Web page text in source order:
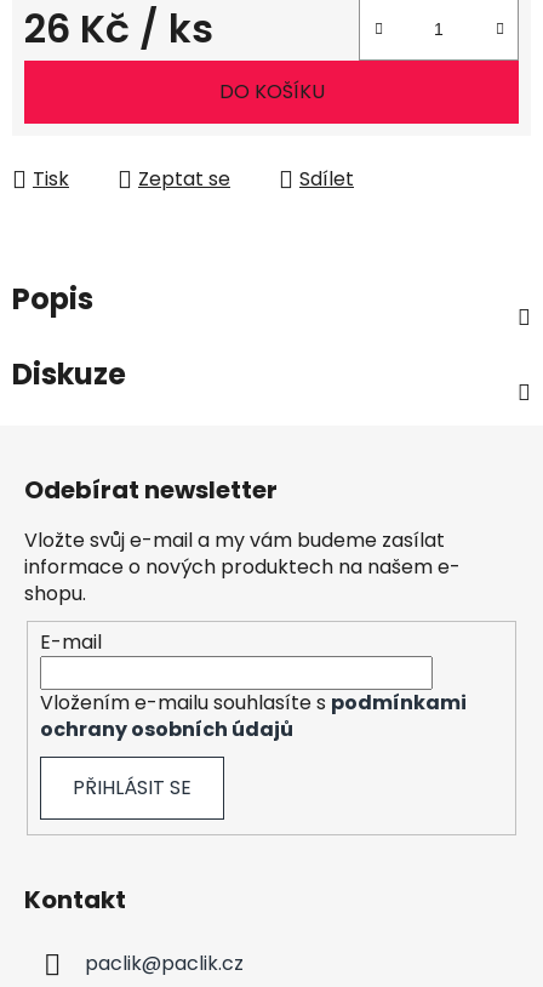
26 Kč / ks
Měrná cena:
DO KOŠÍKU
Tisk Zeptat se Sdílet
Popis
Diskuze
Odebírat newsletter
Vložte svůj e-mail a my vám budeme zasílat
informace o nových produktech na našem e-
shopu.
E-mail
Vložením e-mailu souhlasíte s podmínkami
ochrany osobních údajů
PŘIHLÁSIT SE
Kontakt
paclik@paclik.cz